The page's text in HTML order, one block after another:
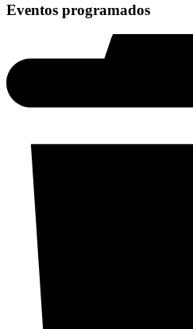
Eventos programados